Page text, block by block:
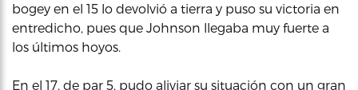
bogey en el 15 lo devolvió a tierra y puso su victoria en
entredicho, pues que Johnson llegaba muy fuerte a
los últimos hoyos.
En el 17, de par 5, pudo aliviar su situación con un gran